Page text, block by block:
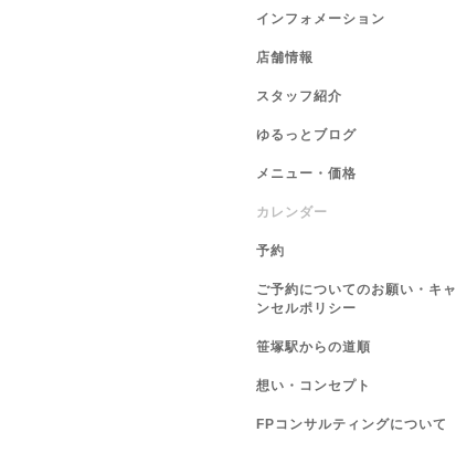
インフォメーション
店舗情報
スタッフ紹介
ゆるっとブログ
メニュー・価格
カレンダー
予約
ご予約についてのお願い・キャ
ンセルポリシー
笹塚駅からの道順
想い・コンセプト
FPコンサルティングについて